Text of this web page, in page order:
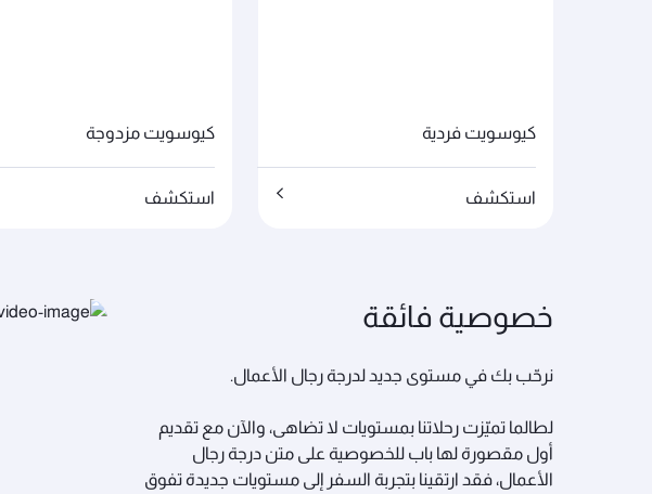
كيوسويت فردية
استكشف
كيوسويت مزدوجة
استكشف
خصوصية فائقة
نرحّب بك في مستوى جديد لدرجة رجال الأعمال.
لطالما تميّزت رحلاتنا بمستويات لا تضاهى، والآن مع تقديم
أول مقصورة لها باب للخصوصية على متن درجة رجال
الأعمال، فقد ارتقينا بتجربة السفر إلى مستويات جديدة تفوق